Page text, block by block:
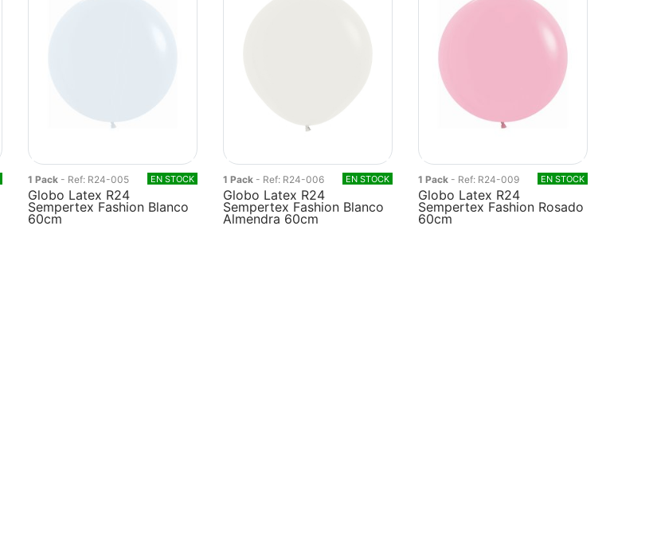
1 Pack - Ref: R24-005 EN STOCK
Globo Latex R24
Sempertex Fashion Blanco
60cm
1 Pack - Ref: R24-006 EN STOCK
Globo Latex R24
Sempertex Fashion Blanco
Almendra 60cm
1 Pack - Ref: R24-009 EN STOCK
Globo Latex R24
Sempertex Fashion Rosado
60cm